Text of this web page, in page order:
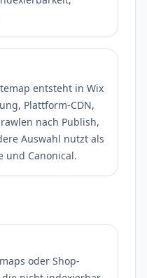
entsteht in Wix
Plattform-CDN,
nach Publish,
Auswahl nutzt als
und Canonical.
oder Shop-